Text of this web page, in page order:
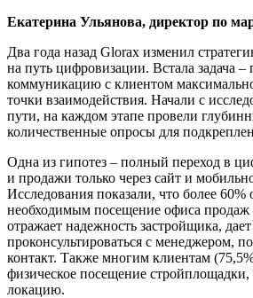
Екатерина Ульянова, директор по
Два года назад Glorax изменил
на путь цифровизации. Встала задача –
коммуникацию с клиентом
точки взаимодействия. Начали с
пути, на каждом этапе провели
количественные опросы для
Одна из гипотез – полный переход в
и продажи только через сайт и
Исследования показали, что более
необходимым посещение офиса продаж
отражает надежность застройщика,
проконсультироваться с менеджером,
контакт. Также многим клиентам
физическое посещение
локацию.